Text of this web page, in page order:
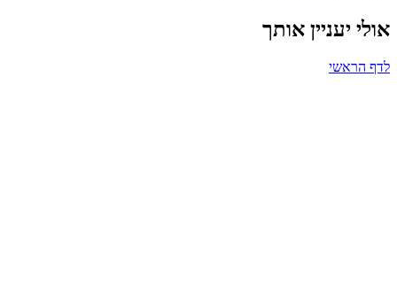
אולי יעניין אותך
לדף הראשי